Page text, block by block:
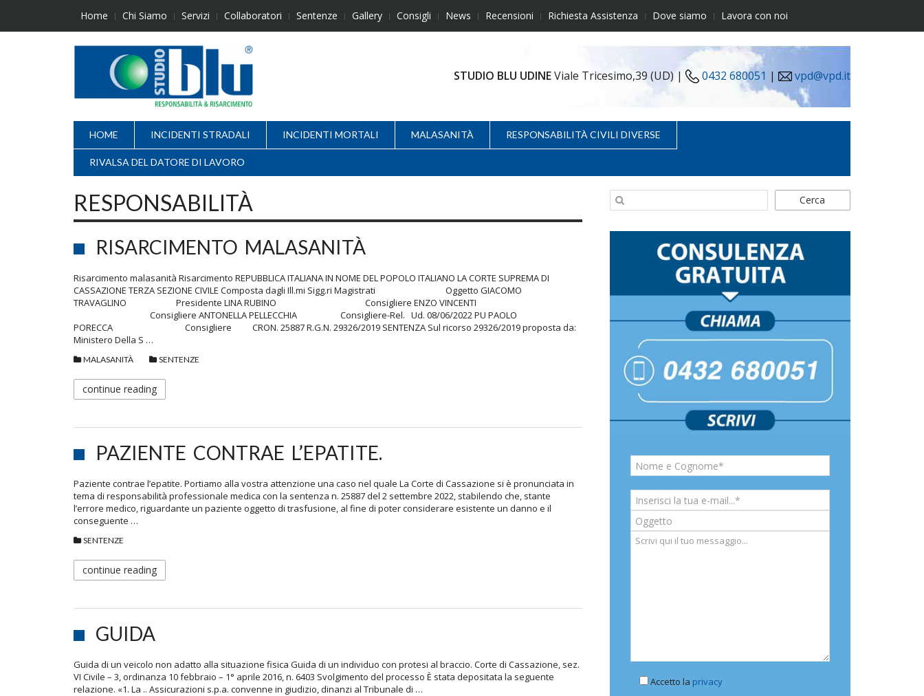
content
Home Chi Siamo Servizi Collaboratori Sentenze Gallery Consigli News Recensioni Richiesta Assistenza Dove siamo Lavora con noi
STUDIO BLU UDINEViale Tricesimo,39 (UD) | 0432 680051 | vpd@vpd.it
HOME INCIDENTI STRADALI INCIDENTI MORTALI MALASANITÀ RESPONSABILITÀ CIVILI DIVERSE
RIVALSA DEL DATORE DI LAVORO
RESPONSABILITÀ
RISARCIMENTO MALASANITÀ
Risarcimento malasanità Risarcimento REPUBBLICA ITALIANA IN NOME DEL POPOLO ITALIANO LA CORTE SUPREMA DI
CASSAZIONE TERZA SEZIONE CIVILE Composta dagli Ill.mi Sigg.ri Magistrati Oggetto GIACOMO
TRAVAGLINO Presidente LINA RUBINO Consigliere ENZO VINCENTI
Consigliere ANTONELLA PELLECCHIA Consigliere-Rel. Ud. 08/06/2022 PU PAOLO
PORECCA Consigliere CRON. 25887 R.G.N. 29326/2019 SENTENZA Sul ricorso 29326/2019 proposta da:
Ministero Della S …
MALASANITÀ SENTENZE
continue reading
PAZIENTE CONTRAE L’EPATITE.
Paziente contrae l’epatite. Portiamo alla vostra attenzione una caso nel quale La Corte di Cassazione si è pronunciata in
tema di responsabilità professionale medica con la sentenza n. 25887 del 2 settembre 2022, stabilendo che, stante
l’errore medico, riguardante un paziente oggetto di trasfusione, al fine di poter considerare esistente un danno e il
conseguente …
SENTENZE
continue reading
GUIDA
Guida di un veicolo non adatto alla situazione fisica Guida di un individuo con protesi al braccio. Corte di Cassazione, sez.
VI Civile – 3, ordinanza 10 febbraio – 1° aprile 2016, n. 6403 Svolgimento del processo È stata depositata la seguente
relazione. «1. La .. Assicurazioni s.p.a. convenne in giudizio, dinanzi al Tribunale di …
Cerca
Accetto la privacy